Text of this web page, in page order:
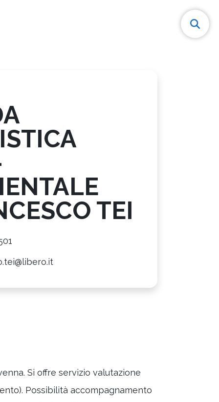
TEI
Si offre servizio valutazione
Possibilità accompagnamento